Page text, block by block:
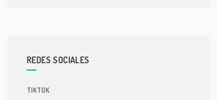
REDES SOCIALES
TIKTOK